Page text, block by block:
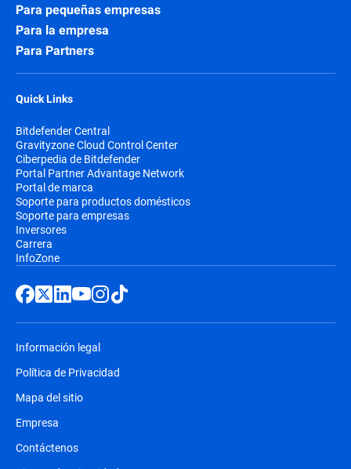
Para pequeñas empresas
Para la empresa
Para Partners
Quick Links
Bitdefender Central
Gravityzone Cloud Control Center
Ciberpedia de Bitdefender
Portal Partner Advantage Network
Portal de marca
Soporte para productos domésticos
Soporte para empresas
Inversores
Carrera
InfoZone
Información legal
Política de Privacidad
Mapa del sitio
Empresa
Contáctenos